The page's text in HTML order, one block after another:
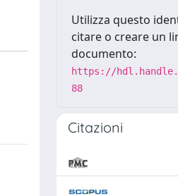
Utilizza questo
citare o creare un
documento:
https://
88
Citazioni